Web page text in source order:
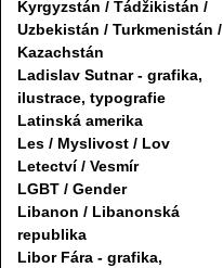
Kyrgyzstán / Tádžikistán /
Uzbekistán / Turkmenistán /
Kazachstán
Ladislav Sutnar - grafika,
ilustrace, typografie
Latinská amerika
Les / Myslivost / Lov
Letectví / Vesmír
LGBT / Gender
Libanon / Libanonská
republika
Libor Fára - grafika,